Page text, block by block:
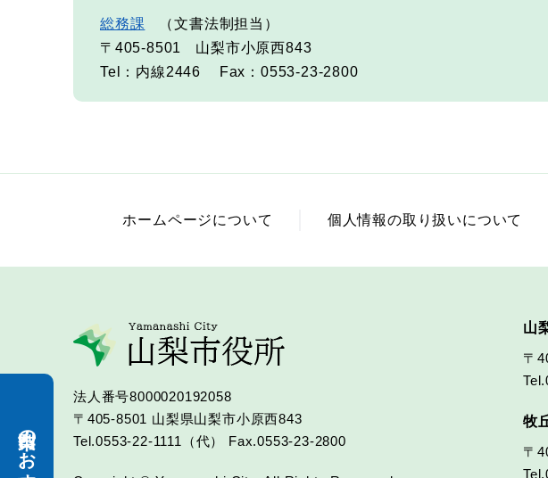
総務課
文書法制担当
〒405-8501
山梨市小原西843
Tel：内線2446
Fax：0553-23-2800
ホームページについて 個人情報の取り扱いについて
法人番号8000020192058
〒405-8501 山梨県山梨市小原西843
Tel.0553-22-1111（代）
Fax.0553-23-2800
山
〒
牧
〒